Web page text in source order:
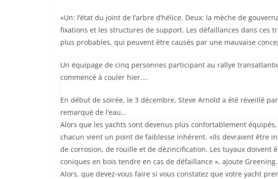
«Un: l’état du joint de l’arbre d’hélice. Deux: la mèche de
fixations et les structures de support. Les défaillances dans ces
plus probables, qui peuvent être causés par une mauvaise
Un équipage de cinq personnes participant au rallye
commencé à couler hier.…
En début de soirée, le 3 décembre, Steve Arnold a été réveillé
remarqué de l’eau…
Alors que les yachts sont devenus plus confortablement
chacun vient un point de faiblesse inhérent. «Ils devraient être
de corrosion, de rouille et de dézincification. Les tuyaux doivent
coniques en bois tendre en cas de défaillance », ajoute Greening.
Alors, que devez-vous faire si vous constatez que votre yacht